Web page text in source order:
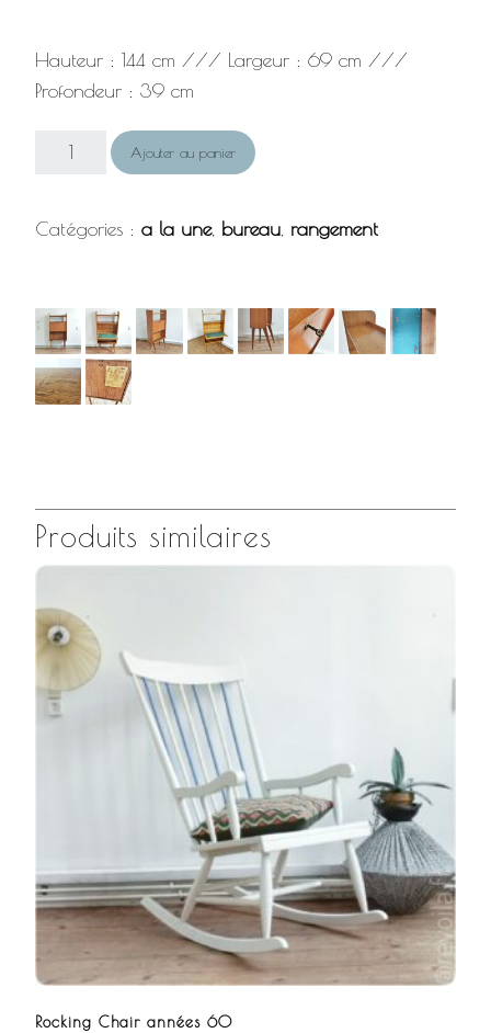
Hauteur : 144 cm /// Largeur : 69 cm ///
Profondeur : 39 cm
Ajouter au panier
Catégories : a la une, bureau rangement
Produits similaires
Rocking Chair années 60